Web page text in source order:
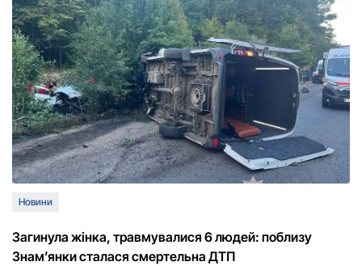
Новини
Загинула жінка, травмувалися 6 людей: поблизу
Знам’янки сталася смертельна ДТП